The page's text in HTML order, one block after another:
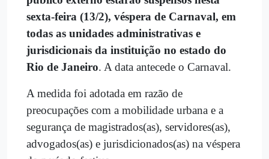
sexta-feira (13/2), véspera de Carnaval, em
todas as unidades administrativas e
jurisdicionais da instituição no estado do
Rio de Janeiro. A data antecede o Carnaval.
A medida foi adotada em razão de
preocupações com a mobilidade urbana e a
segurança de magistrados(as), servidores(as),
advogados(as) e jurisdicionados(as) na véspera